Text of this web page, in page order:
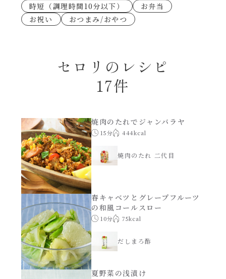
穀物類のレシピ
考えるな、二代目で炒めろ！～○○の炒め物
朝シャン（ごはん派）
朝シャン（パン派）
ヘルシー（150kcal以下）
時短（調理時間10分以下）
お弁当
お祝い
おつまみ/おやつ
主菜
あえるハコネーゼ高菜
あえるハコネーゼ明太子
あえるハコネーゼジェノベーゼ
あえるハコネーゼペペロンチーノ
あえるハコネーゼたらこクリーム
シャンタンシリーズ
シャンタン粉末
時短（調理時間10分以下）
お弁当
お祝い
おつまみ/おやつ
セロリのレシピ
17件
焼肉のたれでジャンバラヤ
15分 444kcal
焼肉のたれ 二代目
春キャベツとグレープフルーツ
の和風コールスロー
10分 75kcal
だしまろ酢
夏野菜の浅漬け